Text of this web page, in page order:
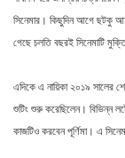
সিনেমার। কিছুদিন আগে ছটকু
গেছে চলতি বছরই সিনেমাটি
এদিকে এ নায়িকা ২০১৯ সালের
শুটিং শুরু করেছিলেন। বিভিন্ন
কাজটিও করবেন পূর্ণিমা। এ